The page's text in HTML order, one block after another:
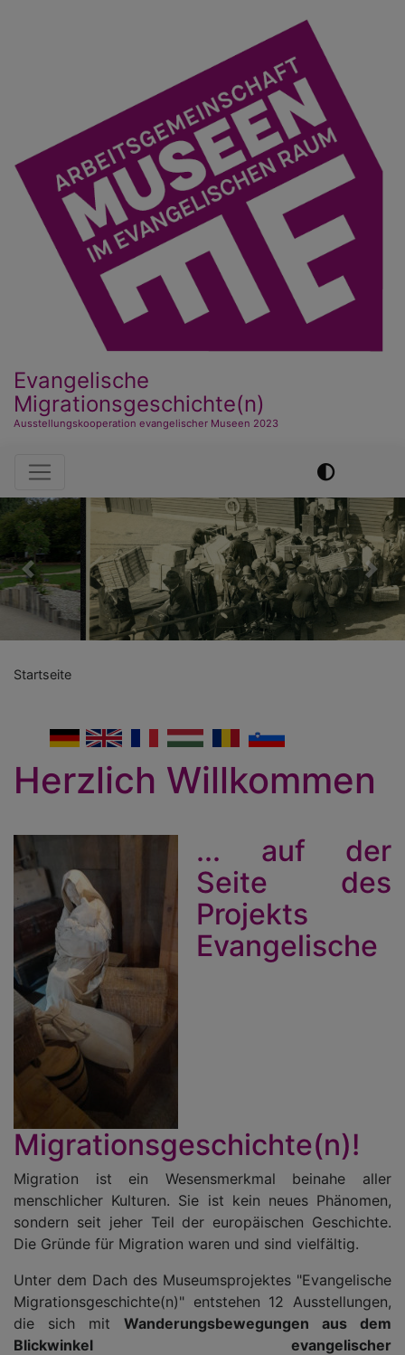
Evangelische
Migrationsgeschichte(n)
Ausstellungskooperation evangelischer Museen 2023
Hauptnavigation
Previous Next
Startseite
Romanian
Hungarian
French
English
German
Herzlich Willkommen
... auf der
Seite des
Projekts
Evangelische
Migrationsgeschichte(n)!
Migration ist ein Wesensmerkmal beinahe aller
menschlicher Kulturen. Sie ist kein neues Phänomen,
sondern seit jeher Teil der europäischen Geschichte.
Die Gründe für Migration waren und sind vielfältig.
Unter dem Dach des Museumsprojektes "Evangelische
Migrationsgeschichte(n)" entstehen 12 Ausstellungen,
die sich mit Wanderungsbewegungen aus dem
Blickwinkel evangelischer